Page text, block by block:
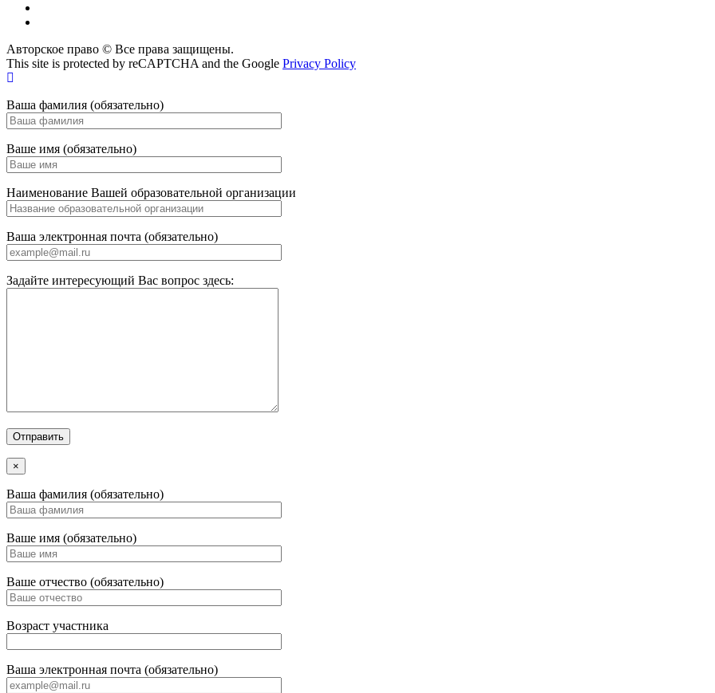
Авторское право © Все права защищены.
This site is protected by reCAPTCHA and the Google Privacy Policy
Ваша фамилия (обязательно)
Ваше имя (обязательно)
Наименование Вашей образовательной организации
Ваша электронная почта (обязательно)
Задайте интересующий Вас вопрос здесь:
×
Ваша фамилия (обязательно)
Ваше имя (обязательно)
Ваше отчество (обязательно)
Возраст участника
Ваша электронная почта (обязательно)